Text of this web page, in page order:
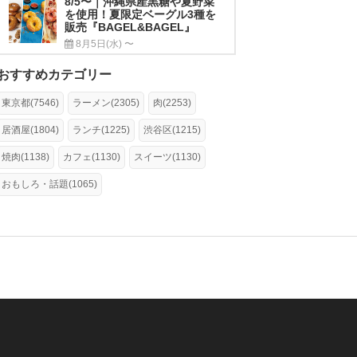
を使用！夏限定ベーグル3種を
販売『BAGEL&BAGEL』
8月5日(水) 〜
すすめカテゴリー
東京都(7546) ラーメン(2305) 肉(2253)
居酒屋(1804) ランチ(1225) 渋谷区(1215)
焼肉(1138) カフェ(1130) スイーツ(1130)
おもしろ・話題(1065)